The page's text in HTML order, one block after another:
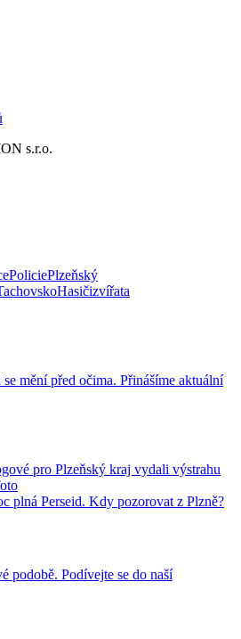
s.r.o.
PoliciePlzeňský
Hasičizvířata
mění před očima. Přinášíme aktuální
pro Plzeňský kraj vydali výstrahu
plná Perseid. Kdy pozorovat z Plzně?
podobě. Podívejte se do naší